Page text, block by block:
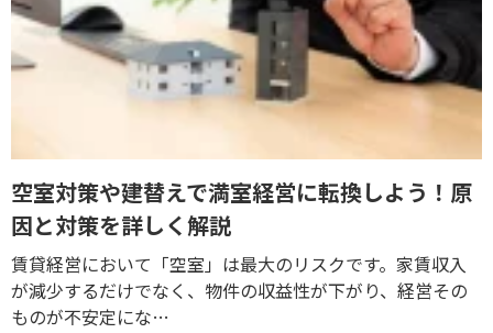
空室対策や建替えで満室経営に転換しよう！原
因と対策を詳しく解説
賃貸経営において「空室」は最大のリスクです。家賃収入
が減少するだけでなく、物件の収益性が下がり、経営その
ものが不安定にな…